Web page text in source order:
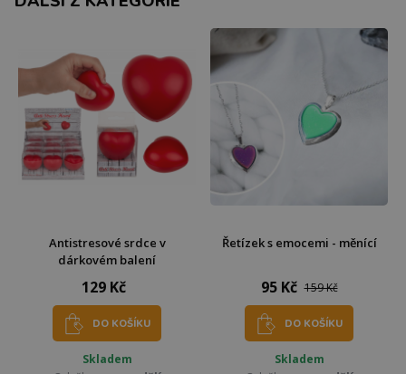
Antistresové srdce v
dárkovém balení
129 Kč
DO KOŠÍKU
Skladem
Řetízek s emocemi - měnící
95 Kč 159 Kč
DO KOŠÍKU
Skladem